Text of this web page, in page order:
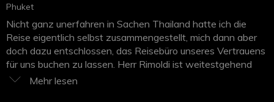
Phuket
Nicht ganz unerfahren in Sachen Thailand hatte ich die
Reise eigentlich selbst zusammengestellt, mich dann aber
doch dazu entschlossen, das Reisebüro unseres Vertrauens
für uns buchen zu lassen. Herr Rimoldi ist weitestgehend
unseren Ideen gefolgt, hat aber ein paar alternative Hotels